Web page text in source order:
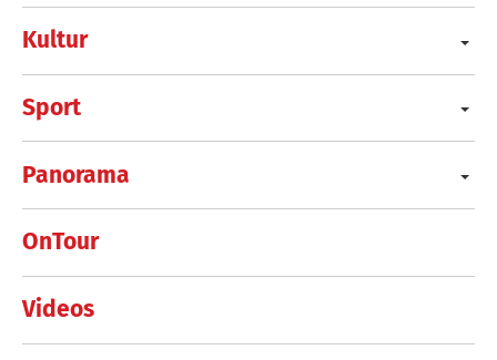
Kultur
Sport
Panorama
OnTour
Videos